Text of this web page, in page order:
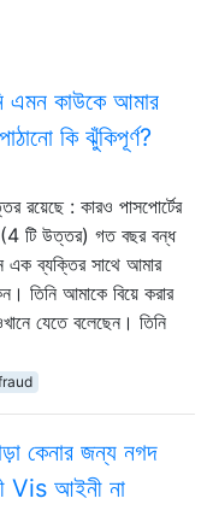
এমন কাউকে আমার
কি ঝুঁকিপূর্ণ?
রয়েছে : কারও পাসপোর্টের
(4 টি উত্তর) গত বছর বন্ধ
ব্যক্তির সাথে আমার
তিনি আমাকে বিয়ে করার
যেতে বলেছেন। তিনি
কেনার জন্য নগদ
Vis আইনী না